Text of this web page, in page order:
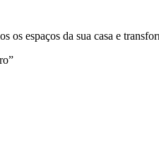
os espaços da sua casa e